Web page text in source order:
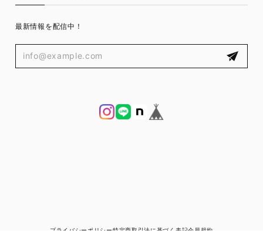
最新情報を配信中！
プライバシーポリシー特定商取引法に基づく表記会員規約